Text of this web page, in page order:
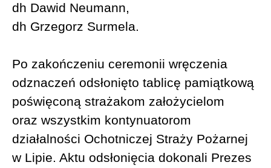
dh Dawid Neumann,
dh Grzegorz Surmela.
Po zakończeniu ceremonii wręczenia
odznaczeń odsłonięto tablicę pamiątkową
poświęconą strażakom założycielom
oraz wszystkim kontynuatorom
działalności Ochotniczej Straży Pożarnej
w Lipie. Aktu odsłonięcia dokonali Prezes